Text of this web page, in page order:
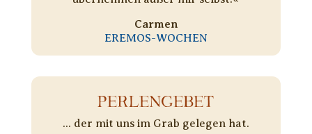
Carmen
EREMOS-WOCHEN
PERLENGEBET
... der mit uns im Grab gelegen hat.